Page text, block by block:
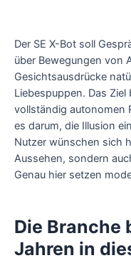
Der SE X-Bot soll
über Bewegungen von
Gesichtsausdrücke
Liebespuppen. Das
vollständig autonomen
es darum, die Illusion
Nutzer wünschen sich
Aussehen, sondern
Genau hier setzen
Die Branche
Jahren in